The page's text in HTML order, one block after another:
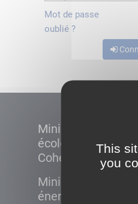
This
you
Mot de passe
oublié ?
Ministère de la
écologique et de la
Cohésion des
Ministère de la
énergétique